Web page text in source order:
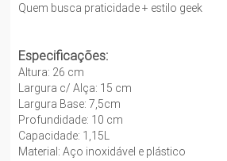
Quem busca praticidade + estilo geek
Especificações:
Altura: 26 cm
Largura c/ Alça: 15 cm
Largura Base: 7,5cm
Profundidade: 10 cm
Capacidade: 1,15L
Material: Aço inoxidável e plástico